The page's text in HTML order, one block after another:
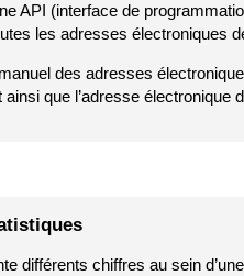
API (interface de
les adresses électroniques
des adresses
que l’adresse
différents chiffres au sein